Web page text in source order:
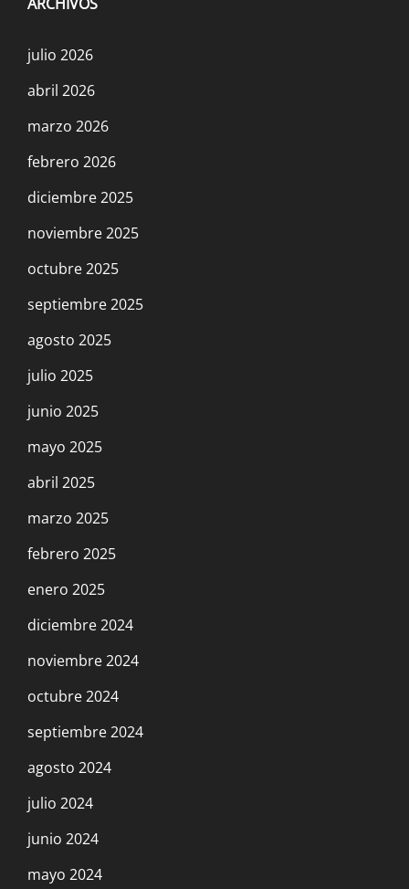
julio 2026
abril 2026
marzo 2026
febrero 2026
diciembre 2025
noviembre 2025
octubre 2025
septiembre 2025
agosto 2025
julio 2025
junio 2025
mayo 2025
abril 2025
marzo 2025
febrero 2025
enero 2025
diciembre 2024
noviembre 2024
octubre 2024
septiembre 2024
agosto 2024
julio 2024
junio 2024
mayo 2024